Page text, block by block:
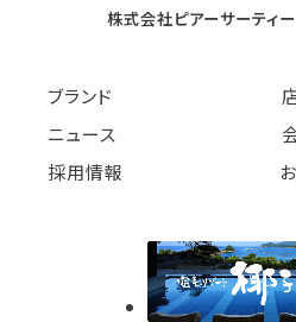
株式会社ピアーサーティー
ブランド
ニュース
採用情報